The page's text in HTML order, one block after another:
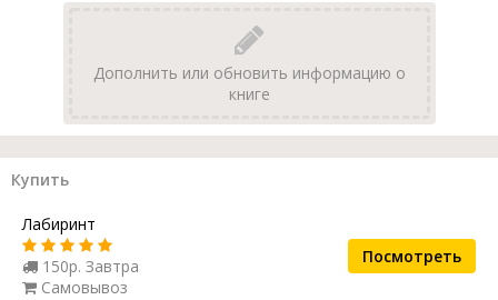
Дополнить или обновить информацию о
книге
Купить
Лабиринт
150р. Завтра
Самовывоз
Посмотреть